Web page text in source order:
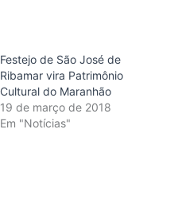
Festejo de São José de
Ribamar vira Patrimônio
Cultural do Maranhão
19 de março de 2018
Em "Notícias"